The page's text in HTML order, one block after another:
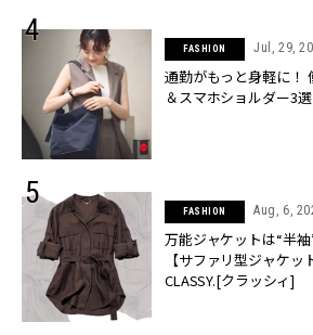
FASHION Jul, 29,
通勤がもっと身軽に！
＆スマホショルダー3
FASHION Aug, 6,
万能ジャケットは“半
【サファリ型ジャケ
CLASSY.[クラッシィ]